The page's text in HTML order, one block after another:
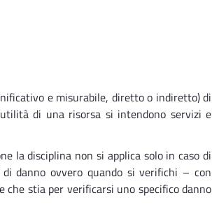
e misurabile, diretto o indiretto) di
di una risorsa si intendono servizi e
la disciplina non si applica solo in caso di
danno ovvero quando si verifichi – con
stia per verificarsi uno specifico danno